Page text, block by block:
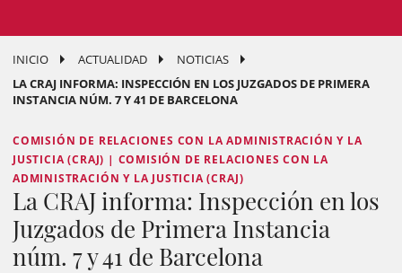
INICIO ACTUALIDAD
NOTICIAS
LA CRAJ INFORMA: INSPECCIÓN EN LOS JUZGADOS DE PRIMERA
INSTANCIA NÚM. 7 Y 41 DE BARCELONA
COMISIÓN DE RELACIONES CON LA ADMINISTRACIÓN Y LA
JUSTICIA (CRAJ) | COMISIÓN DE RELACIONES CON LA
ADMINISTRACIÓN Y LA JUSTICIA (CRAJ)
La CRAJ informa: Inspección en los
Juzgados de Primera Instancia
núm. 7 y 41 de Barcelona